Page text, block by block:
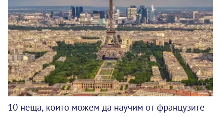
10 неща, които можем да научим от французите